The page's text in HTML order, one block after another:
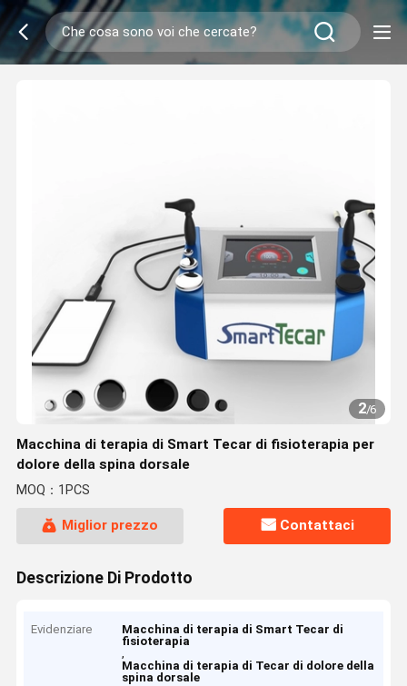
2/6
Macchina di terapia di Smart Tecar di fisioterapia per
dolore della spina dorsale
MOQ：1PCS
Miglior prezzo Contattaci
Descrizione Di Prodotto
Evidenziare
Macchina di terapia di Smart Tecar di
fisioterapia
,
Macchina di terapia di Tecar di dolore della
spina dorsale